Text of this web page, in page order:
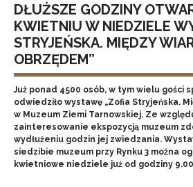
DŁUŻSZE GODZINY
KWIETNIU W NIEDZIELE
STRYJEŃSKA. MIĘDZY
OBRZĘDEM”
Już ponad 4500 osób, w tym wielu gości
odwiedziło wystawę „Zofia Stryjeńska.
w Muzeum Ziemi Tarnowskiej. Ze
zainteresowanie ekspozycją muzeum
wydłużeniu godzin jej zwiedzania.
siedzibie muzeum przy Rynku 3 można
kwietniowe niedziele już od godziny 9.00